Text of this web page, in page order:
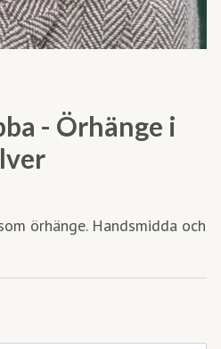
- Örhänge i
örhänge. Handsmidda och